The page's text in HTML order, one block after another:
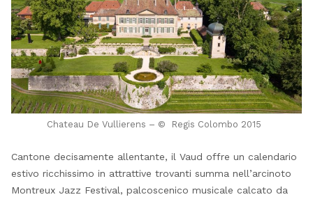
Chateau De Vullierens – © Regis Colombo 2015
Cantone decisamente allentante, il Vaud offre un calendario
estivo ricchissimo in attrattive trovanti summa nell’arcinoto
Montreux Jazz Festival, palcoscenico musicale calcato da